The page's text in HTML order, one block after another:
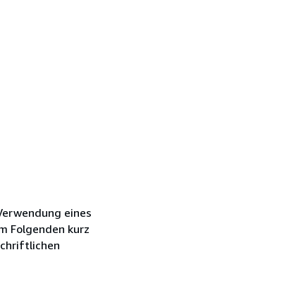
eines
Folgenden kurz